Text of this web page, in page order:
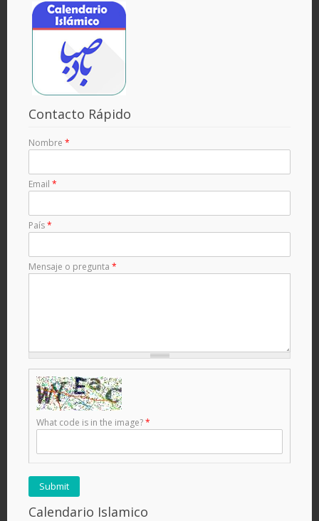
Contacto Rápido
Nombre *
Email *
País*
Mensaje o pregunta *
What code is in the image?*
Calendario Islamico